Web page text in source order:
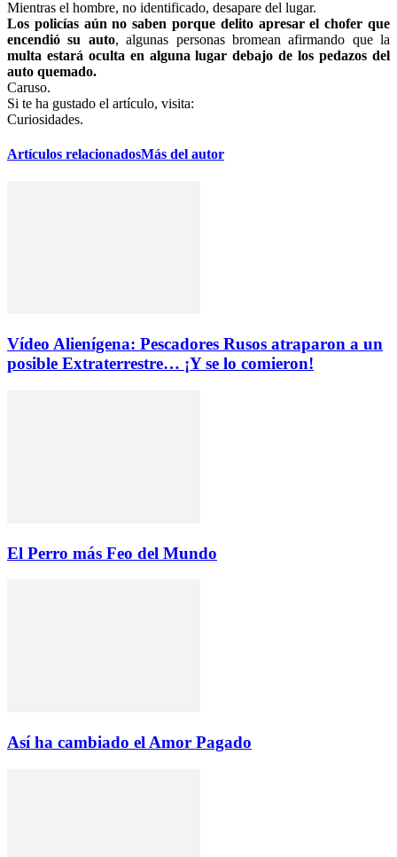
Mientras el hombre, no identificado, desapare del lugar.
Los policías aún no saben porque delito apresar el chofer que
encendió su auto, algunas personas bromean afirmando que la
multa estará oculta en alguna lugar debajo de los pedazos del
auto quemado.
Caruso.
Si te ha gustado el artículo, visita:
Curiosidades.
Artículos relacionadosMás del autor
Vídeo Alienígena: Pescadores Rusos atraparon a un
posible Extraterrestre… ¡Y se lo comieron!
El Perro más Feo del Mundo
Así ha cambiado el Amor Pagado